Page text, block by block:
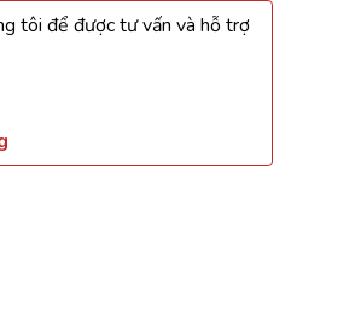
tôi để được tư vấn và hỗ trợ